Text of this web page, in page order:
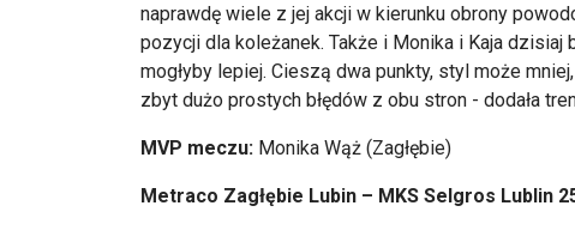
naprawdę wiele z jej akcji w kierunku obrony
pozycji dla koleżanek. Także i Monika i Kaja
mogłyby lepiej. Cieszą dwa punkty, styl może
zbyt dużo prostych błędów z obu stron - dodała
MVP meczu: Monika Wąż (Zagłębie)
Metraco Zagłębie Lubin – MKS Selgros Lublin